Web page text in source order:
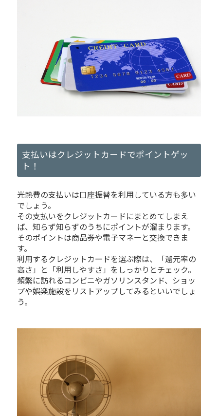
支払いはクレジットカードでポイントゲッ
ト！
光熱費の支払いは口座振替を利用している方も多い
でしょう。
その支払いをクレジットカードにまとめてしまえ
ば、知らず知らずのうちにポイントが溜まります。
そのポイントは商品券や電子マネーと交換できま
す。
利用するクレジットカードを選ぶ際は、「還元率の
高さ」と「利用しやすさ」をしっかりとチェック。
頻繁に訪れるコンビニやガソリンスタンド、ショッ
プや娯楽施設をリストアップしてみるといいでしょ
う。